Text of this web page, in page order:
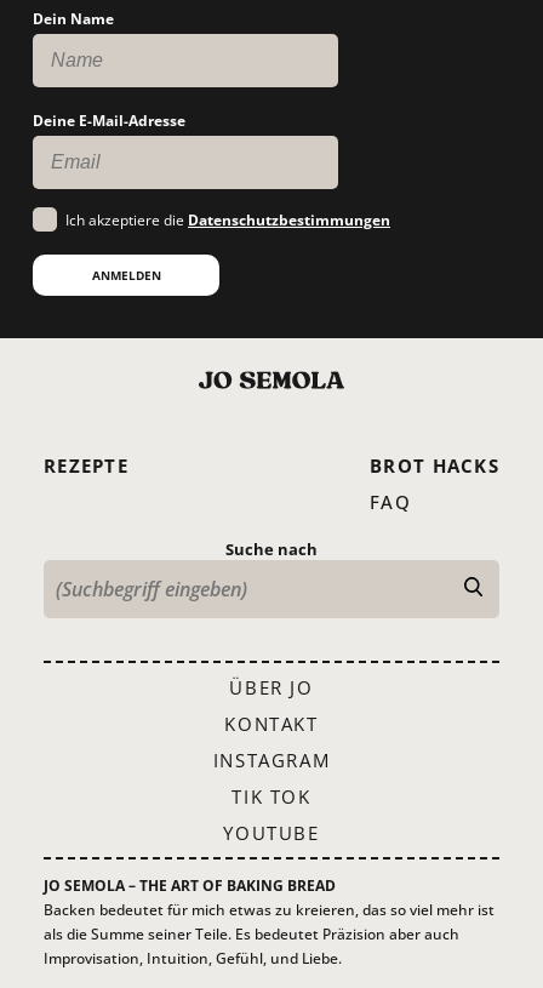
Dein Name
Deine E-Mail-Adresse
Ich akzeptiere die Datenschutzbestimmungen
ANMELDEN
REZEPTE
BROT HACKS
FAQ
Suche nach
ÜBER JO
KONTAKT
INSTAGRAM
TIK TOK
YOUTUBE
JO SEMOLA – THE ART OF BAKING BREAD
Backen bedeutet für mich etwas zu kreieren, das so viel mehr ist
als die Summe seiner Teile. Es bedeutet Präzision aber auch
Improvisation, Intuition, Gefühl, und Liebe.